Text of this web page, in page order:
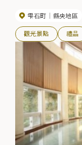
雫石町
縣央地區
觀光景點 禮品